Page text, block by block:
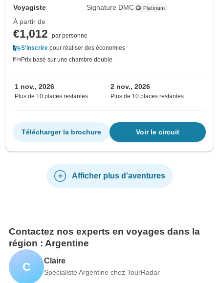
Voyagiste
Signature DMC
À partir de
€1,012
par personne
S'inscrire pour réaliser des économies
Prix basé sur une chambre double
1 nov., 2026
Plus de 10 places restantes
2 nov., 2026
Plus de 10 places restantes
Voir le circuit
Télécharger la brochure
Afficher plus d'aventures
Contactez nos experts en voyages dans la
région : Argentine
C Claire
Spécialiste Argentine chez TourRadar